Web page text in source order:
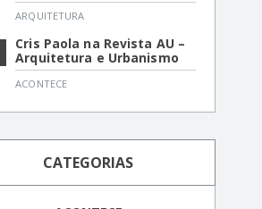
ARQUITETURA
Cris Paola na Revista AU –
Arquitetura e Urbanismo
ACONTECE
CATEGORIAS